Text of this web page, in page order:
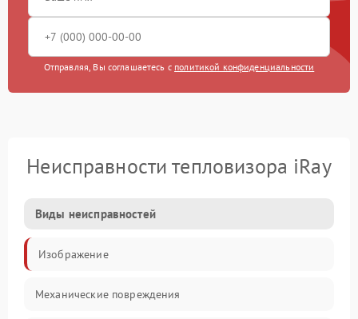
Отправляя, Вы соглашаетесь с политикой конфиденциальности
Неисправности тепловизора iRay
Виды неисправностей
Изображение
Механические повреждения